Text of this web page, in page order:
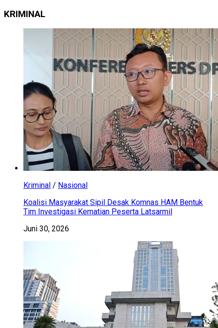
KRIMINAL
Kriminal / Nasional
Koalisi Masyarakat Sipil Desak Komnas HAM Bentuk
Tim Investigasi Kematian Peserta Latsarmil
Juni 30, 2026